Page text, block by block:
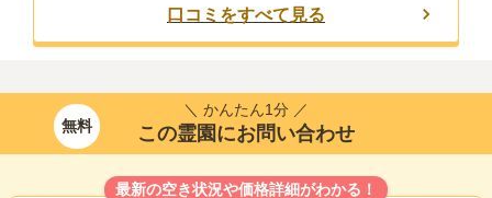
口コミをすべて見る
無料
＼ かんたん1分 ／
この霊園にお問い合わせ
最新の空き状況や価格詳細がわかる！